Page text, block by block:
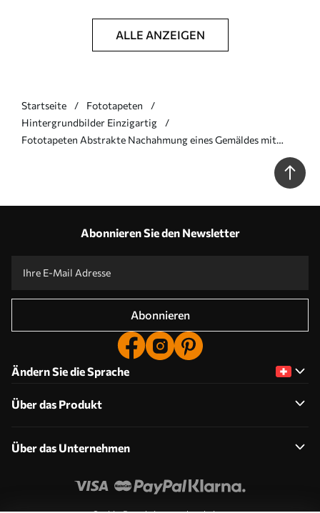
ALLE ANZEIGEN
Startseite
Fototapeten
Hintergrundbilder Einzigartig
Fototapeten Abstrakte Nachahmung eines Gemäldes mit
Abonnieren Sie den Newsletter
Abonnieren
Ändern Sie die Sprache
Über das Produkt
Über das Unternehmen